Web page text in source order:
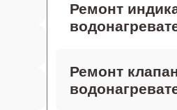
Ремонт
Ремонт